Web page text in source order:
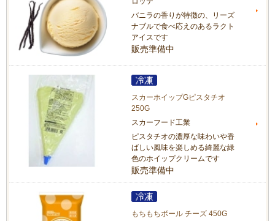
バニラの香りが特徴の、リーズ
ナブルで食べ応えのあるラクト
アイスです
販売準備中
スカーホイップGピスタチオ
250G
スカーフード工業
ピスタチオの濃厚な味わいや香
ばしい風味を楽しめる綺麗な緑
色のホイップクリームです
販売準備中
もちもちボール チーズ 450G